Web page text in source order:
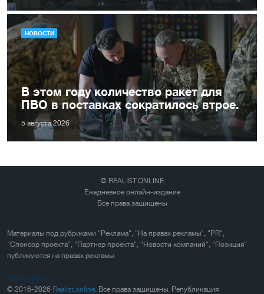
НОВОСТИ
В этом году количество ракет для
ПВО в поставках сократилось втрое.
5 августа 2026
© REALIST.ONLINE
Ежедневное онлайн-издание
Все права защищены
Материалы под рубриками "Реклама", "На правах рекламы", "PR",
"Спонсор проекта", "Партнер проекта", "Новости компаний", "Позиция"
публикуются на правах рекламы
Карта сайта
© 2016-2026 Realist.online. Все права защищены. Републикация